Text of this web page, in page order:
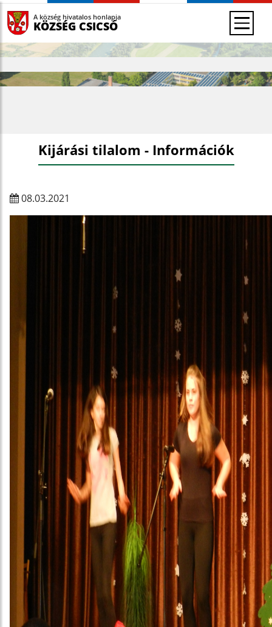
A község hivatalos honlapja
KÖZSÉG CSICSÓ
Kijárási tilalom - Információk
08.03.2021